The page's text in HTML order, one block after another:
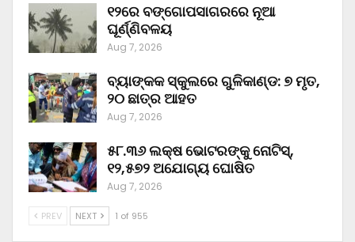
୧୨ରେ ବଙ୍ଗୋପସାଗରରେ ନୂଆ
ଘୂର୍ଣ୍ଣିବଳୟ
Aug 7, 2026
ବ୍ୟାଙ୍କକ ସ୍କୁଲରେ ଗୁଳିକାଣ୍ଡ: ୭ ମୃତ,
୨୦ ଛାତ୍ର ଆହତ
Aug 7, 2026
୫୮.୩୬ ଲକ୍ଷ ଭୋଟରଙ୍କୁ ନୋଟିସ୍‌,
୧୨,୫୭୨ ଅଯୋଗ୍ୟ ଘୋଷିତ
Aug 7, 2026
PREV NEXT 1 of 955